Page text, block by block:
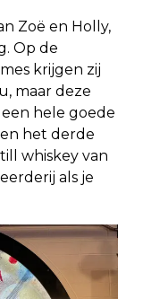
Zoë en Holly,
Op de
krijgen zij
maar deze
een hele goede
het derde
whiskey van
als je